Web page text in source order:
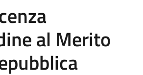
al Merito